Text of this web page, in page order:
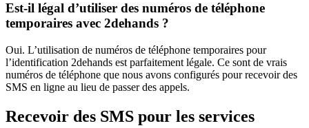
Est-il légal d’utiliser des numéros de téléphone
temporaires avec 2dehands ?
Oui. L’utilisation de numéros de téléphone temporaires pour
l’identification 2dehands est parfaitement légale. Ce sont de vrais
numéros de téléphone que nous avons configurés pour recevoir des
SMS en ligne au lieu de passer des appels.
Recevoir des SMS pour les services